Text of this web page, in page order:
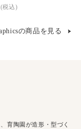
(税込)
の商品を見る
育陶園が造形・型づく